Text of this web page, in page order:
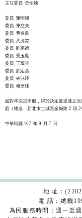
主任委員  黃怡騰
委員  陳明燦
委員  陳立夫
委員  蔡進良
委員  黃源銘
委員  劉宗德
委員  景玉鳳
委員  王藹芸
委員  劉定基
委員  林泳玲
委員  賴玫珪
如對本決定不服，得於決定書送達之
庭（地址：新北市土城區金城路 2  段
地 址：
電 話：總機
為民服務時間：週一至